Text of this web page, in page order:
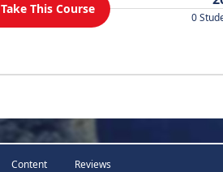
Take This Course
0
Content Reviews